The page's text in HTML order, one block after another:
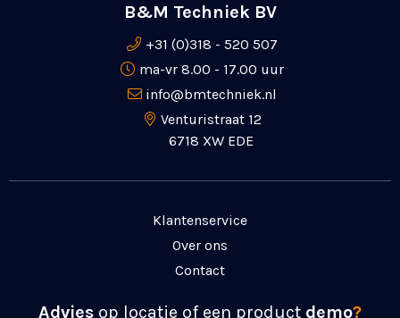
B&M Techniek BV
+31 (0)318 - 520 507
ma-vr 8.00 - 17.00 uur
info@bmtechniek.nl
Venturistraat 12
6718 XW EDE
Klantenservice
Over ons
Contact
Advies op locatie of een product demo?